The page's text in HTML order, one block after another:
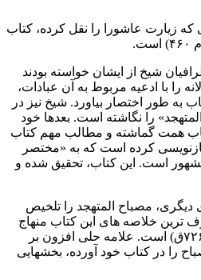
که زیارت عاشورا را نقل کرده، کتاب
شیخ از ایشان خواسته بودند
را با ادعیه مربوط به آن عبادات،
به طور اختصار بیاورد. شیخ نیز در
را نگاشته است. بعدها خود
همت گماشته و مطالب مهم کتاب
کرده است که به «مختصر
است. این کتاب، تحقیق شده و
مصباح المتهجد را تلخیص
ترین خلاصه های این کتاب منهاج
الصلاح نوشتۀ علامه حلی (م ۷۲۶ق) است. علامه حلی افزون بر
را در کتاب خود آورده، بخشهایی